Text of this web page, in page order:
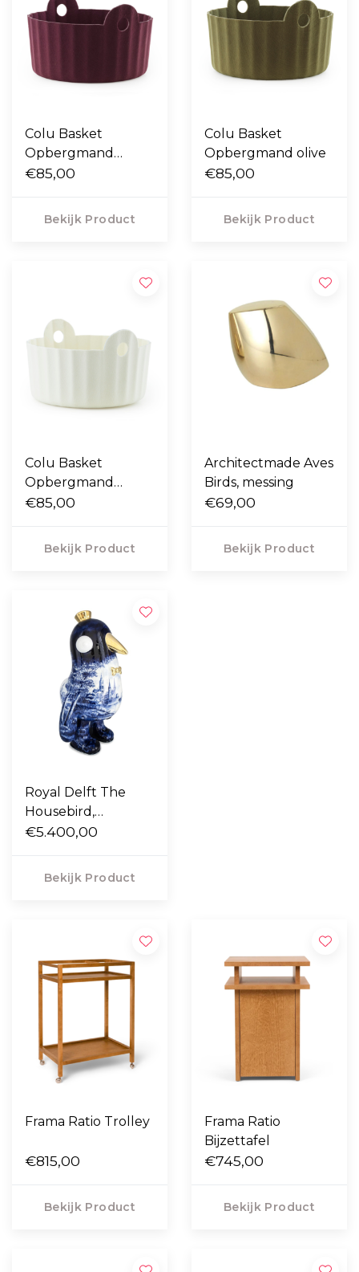
Colu Basket
Opbergmand
Burgundy
€85,00
Bekijk Product
Colu Basket
Opbergmand olive
€85,00
Bekijk Product
Colu Basket
Opbergmand
cream
€85,00
Bekijk Product
Architectmade Aves
Birds, messing
€69,00
Bekijk Product
Royal Delft The
Housebird,
handbeschilderd
€5.400,00
Bekijk Product
Frama Ratio Trolley
€815,00
Bekijk Product
Frama Ratio
Bijzettafel
€745,00
Bekijk Product